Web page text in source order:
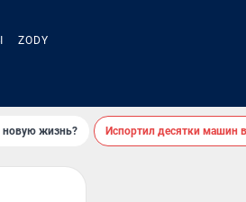
ZODY
новую жизнь? Испортил десятки машин